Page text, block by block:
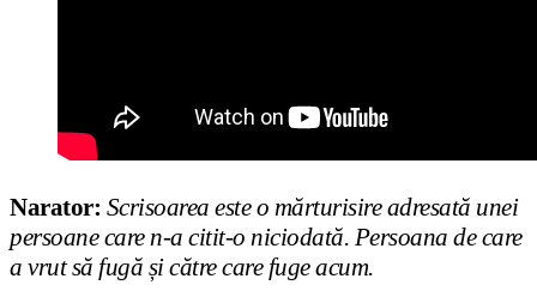
Narator: Scrisoarea este o mărturisire adresată unei
persoane care n-a citit-o niciodată. Persoana de care
a vrut să fugă și către care fuge acum.